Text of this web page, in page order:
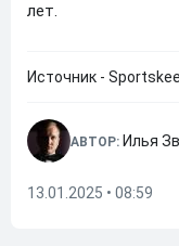
лет.
Источник -
АВТОР: Илья
13.01.2025 • 08:59